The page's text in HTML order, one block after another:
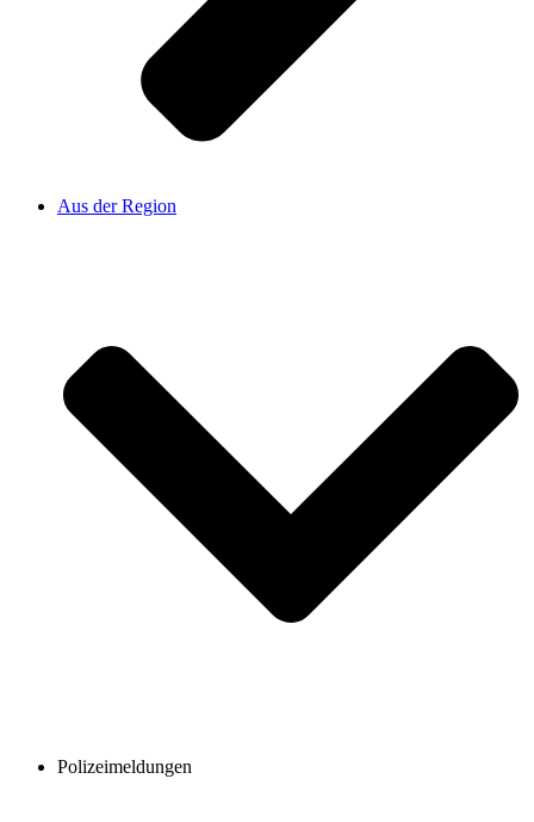
Aus der Region
Polizeimeldungen